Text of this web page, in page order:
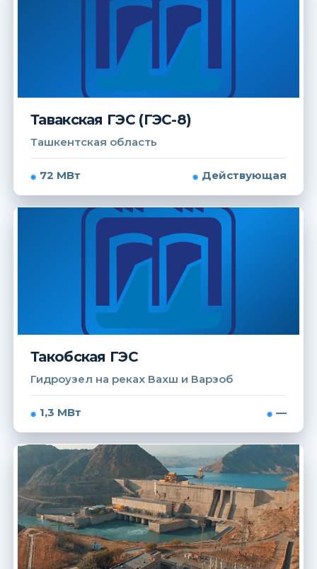
Тавакская ГЭС (ГЭС-8)
Ташкентская область
72 МВт Действующая
Такобская ГЭС
Гидроузел на реках Вахш и Варзоб
1,3 МВт —